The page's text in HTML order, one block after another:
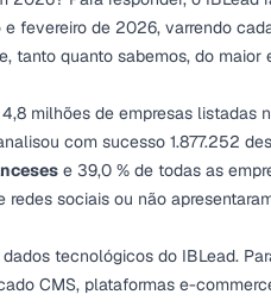
e fevereiro de 2026, varrendo
tanto quanto sabemos, do
milhões de empresas listadas
com sucesso 1.877.252
e 39,0 % de todas as
sociais ou não
tecnológicos do IBLead.
CMS, plataformas e-